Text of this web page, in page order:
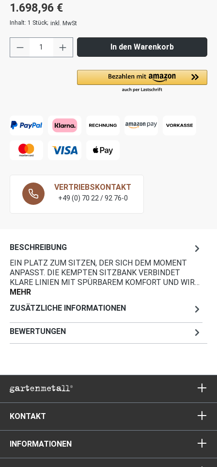
1.698,96 €
Inhalt: 1 Stück; inkl. MwSt
In den Warenkorb
VERTRIEBSKONTAKT
+49 (0) 70 22 / 92 76-0
BESCHREIBUNG
EIN PLATZ ZUM SITZEN, DER SICH DEM MOMENT
ANPASST. DIE KEMPTEN SITZBANK VERBINDET
KLARE LINIEN MIT SPÜRBAREM KOMFORT UND WIR…
MEHR
ZUSÄTZLICHE INFORMATIONEN
BEWERTUNGEN
KONTAKT
INFORMATIONEN